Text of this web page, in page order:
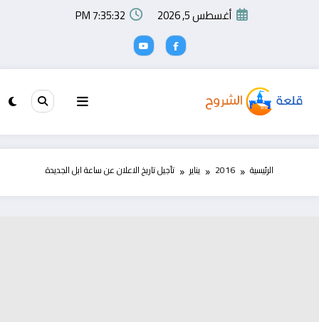
أغسطس 5, 2026 7:35:33 PM
الرئيسية 2016 يناير تآجيل تاريخ الاعلان عن ساعة ابل الجديدة